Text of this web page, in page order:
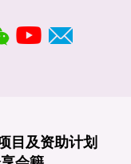
目及资助计划